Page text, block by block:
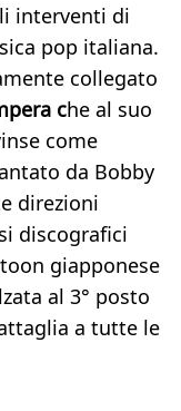
interventi di
pop italiana.
collegato
che al suo
come
da Bobby
direzioni
discografici
giapponese
al 3° posto
a tutte le